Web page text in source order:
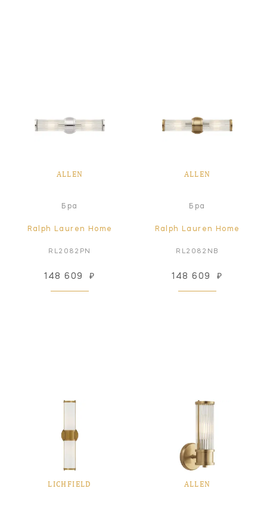
ALLEN
Бра
Ralph Lauren Home
RL2082PN
148 609 ₽
ALLEN
Бра
Ralph Lauren Home
RL2082NB
148 609 ₽
LICHFIELD ALLEN